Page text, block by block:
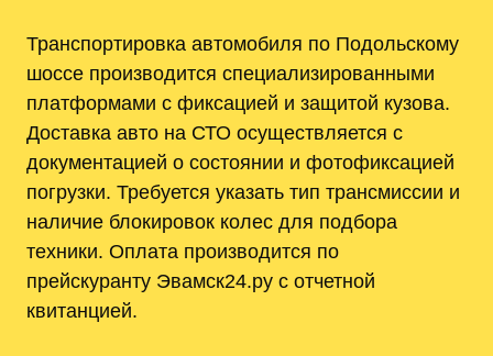
Транспортировка автомобиля по Подольскому
шоссе производится специализированными
платформами с фиксацией и защитой кузова.
Доставка авто на СТО осуществляется с
документацией о состоянии и фотофиксацией
погрузки. Требуется указать тип трансмиссии и
наличие блокировок колес для подбора
техники. Оплата производится по
прейскуранту Эвамск24.ру с отчетной
квитанцией.